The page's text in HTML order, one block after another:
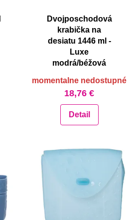
Dvojposchodová
krabička na
desiatu 1446 ml -
Luxe
modrá/béžová
momentalne nedostupné
18,76 €
Detail